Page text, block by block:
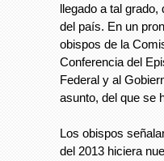
llegado a tal
del país. En un
obispos de la
Conferencia del
Federal y al
asunto, del que se
Los obispos
del 2013 hiciera